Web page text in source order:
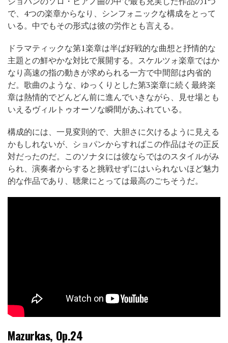
で、4つの楽章からなり、シンフォニックな構成をとって
いる。中でもその形式は彼の労作とも言える。
ドラマティックな第1楽章は半ば好戦的な曲想と抒情的な
主題との鮮やかな対比で展開する。スケルツォ楽章ではか
なり高速の指の動きが求められる一方で中間部は内省的
だ。歌曲のような、ゆっくりとした第3楽章に続く最終楽
章は熱情的でどんどん前に進んでいきながら、見せ場とも
いえるヴィルトゥオーソな瞬間があふれている。
構成的には、一見変則的で、大胆さに欠けるように見える
かもしれないが、ショパンからすればこの作品はその正反
対だったのだ。このソナタには彼ならではのスタイルがみ
られ、演奏者からすると挑戦せずにはいられないほど魅力
的な作品であり、聴衆にとっては最高のごちそうだ。
Mazurkas, Op.24